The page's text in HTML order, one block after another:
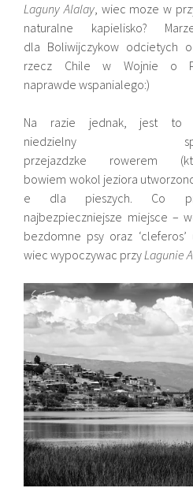
Laguny Alalay, wiec moze w
naturalne kapielisko?
dla Boliwijczykow odcietych
rzecz Chile w Wojnie o
naprawde wspanialego:)
Na razie jednak, jest to
przejazdzke rowerem
bowiem wokol jeziora
e dla pieszych. Co
najbezpieczniejsze miejsce –
bezdomne psy oraz
wiec wypoczywac przyLagunie